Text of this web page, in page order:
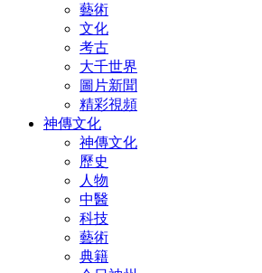
藝術
文化
考古
大千世界
圖片新聞
精彩視頻
神傳文化
神傳文化
歷史
人物
中醫
科技
藝術
典籍